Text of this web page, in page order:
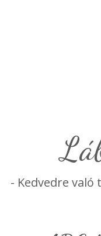
- Kedvedre való